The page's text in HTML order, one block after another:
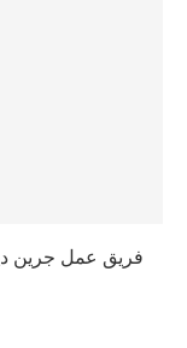
فريق عمل جرين